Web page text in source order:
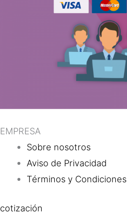
EMPRESA
Sobre nosotros
Aviso de Privacidad
Términos y Condiciones
cotización